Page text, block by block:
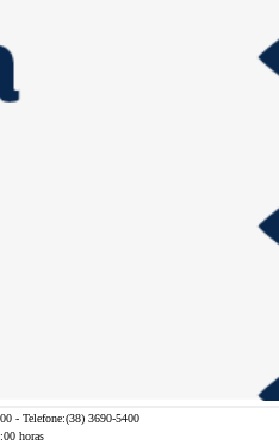
- Telefone:(38) 3690-5400
horas